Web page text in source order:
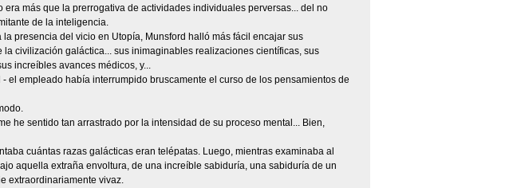
más que la prerrogativa de actividades individuales perversas... del no
de la inteligencia.
presencia del vicio en Utopía, Munsford halló más fácil encajar sus
civilización galáctica... sus inimaginables realizaciones científicas, sus
increíbles avances médicos, y...
el empleado había interrumpido bruscamente el curso de los pensamientos de
he sentido tan arrastrado por la intensidad de su proceso mental... Bien,
cuántas razas galácticas eran telépatas. Luego, mientras examinaba al
aquella extraña envoltura, de una increíble sabiduría, una sabiduría de un
extraordinariamente vivaz.